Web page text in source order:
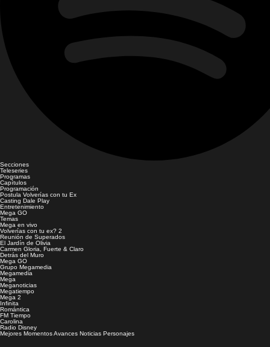
Secciones
Teleseries
Programas
Capítulos
Programación
Postula Volverías con tu Ex
Casting Dale Play
Entretenimiento
Mega GO
Temas
Mega en vivo
Volverías con tu ex? 2
Reunión de Superados
El Jardín de Olivia
Carmen Gloria, Fuerte & Claro
Detrás del Muro
Mega GO
Grupo Megamedia
Megamedia
Mega
Meganoticias
Megatiempo
Mega 2
Infinita
Romántica
FM Tiempo
Carolina
Radio Disney
Mejores MomentosAvances Noticias Personajes